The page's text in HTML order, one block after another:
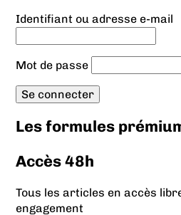
Identifiant ou adresse e-mail
Mot de passe
Les formules
Accès 48h
Tous les articles en accès
engagement